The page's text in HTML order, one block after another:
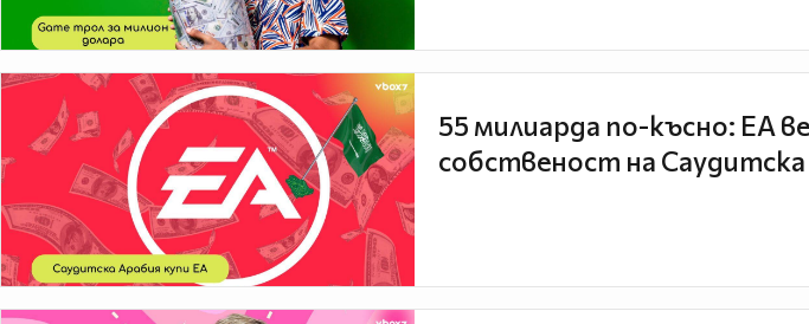
55 милиарда по-късно: EA
собственост на